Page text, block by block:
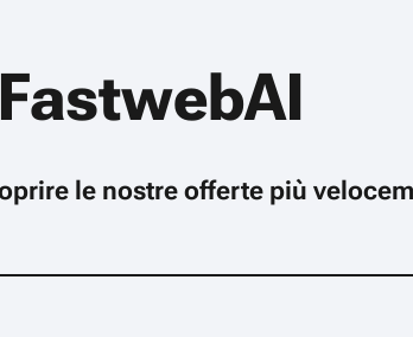
FastwebAI
le nostre offerte più